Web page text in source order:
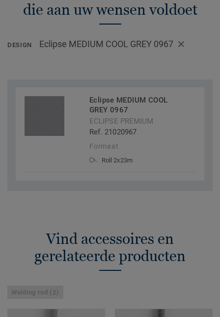
die aan uw wensen voldoet
DESIGN Eclipse MEDIUM COOL GREY 0967
Eclipse MEDIUM COOL
GREY 0967
ECLIPSE PREMIUM
Ref. 21020967
Formaat
Roll 2x23m
Vind accessoires en
gerelateerde producten
Welding rod (2)